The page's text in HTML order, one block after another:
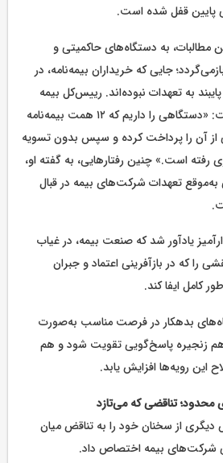
پایین قفل شده است.
مطالبات، به دستگاه‌های حاکمیتی و
جایی که خریداران بیمه‌نامه، در
به تعهدات نبوده‌اند. رییس‌کل بیمه
مرکزی در مثالی صریح گفت: «دستگاهی را داریم که ۱۲ همت بیمه‌نامه
از آن را پرداخت کرده و سپس بدون تسویه
رفته است.» چنین رفتارهایی، به گفته او،
تعهدات شرکت‌های بیمه در قبال
یادآور شد که صنعت بیمه، در غیاب
را که در بازآفرینی اعتماد و جبران
کامل ایفا کند.
بدهکار در فرصت مناسب به‌صورت
زنجیره پاسخ‌گویی تقویت شود و هم
این رویه‌ها افزایش یابد.
محدود؛ تناقضی که می‌تازد
از سخنان خود را به تناقض میان
شرکت‌های بیمه اختصاص داد.